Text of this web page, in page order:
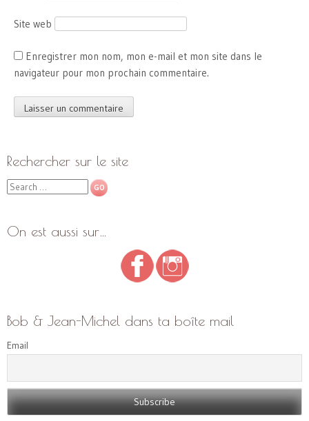
Site web
Enregistrer mon nom, mon e-mail et mon site dans le
navigateur pour mon prochain commentaire.
Rechercher sur le site
Search
On est aussi sur…
Bob & Jean-Michel dans ta boîte mail
Email